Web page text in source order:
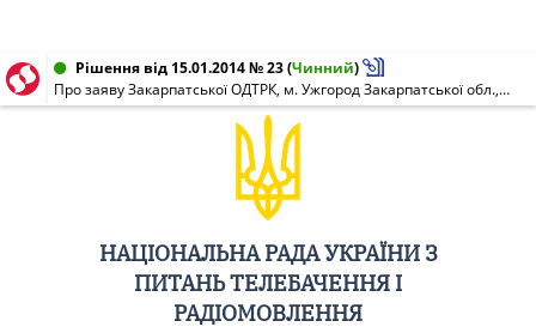
Рішення від 15.01.2014 № 23(Чинний)
Про заяву Закарпатської ОДТРК, м. Ужгород Закарпатської обл., щодо переоформлення ліцензії на мовлення (НР N 1127-м від 28.01.2005)
НАЦІОНАЛЬНА РАДА УКРАЇНИ З
ПИТАНЬ ТЕЛЕБАЧЕННЯ І
РАДІОМОВЛЕННЯ